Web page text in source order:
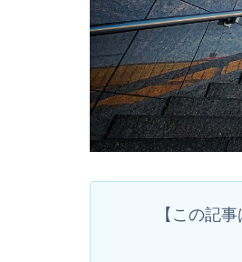
【この記